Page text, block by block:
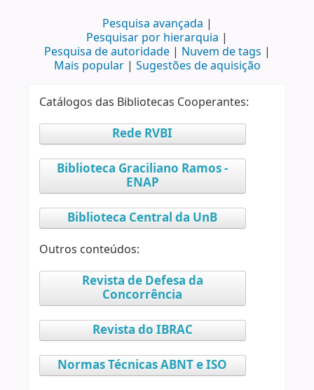
Pesquisa avançada
Pesquisar por hierarquia
Pesquisa de autoridade
Nuvem de tags
Mais popular
Sugestões de aquisição
Catálogos das Bibliotecas Cooperantes:
Rede RVBI
Biblioteca Graciliano Ramos -
ENAP
Biblioteca Central da UnB
Outros conteúdos:
Revista de Defesa da
Concorrência
Revista do IBRAC
Normas Técnicas ABNT e ISO